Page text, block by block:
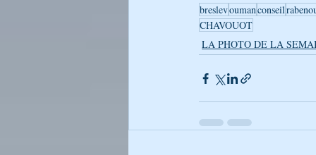
breslevoumanconseil
CHAVOUOT
LA PHOTO DE LA